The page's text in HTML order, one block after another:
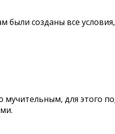
созданы все
для этого